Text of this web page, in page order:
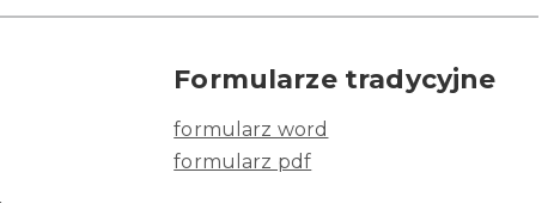
Formularze tradycyjne
formularz word
formularz pdf